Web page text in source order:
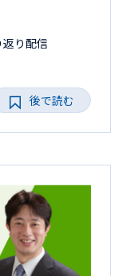
返り配信
後で読む